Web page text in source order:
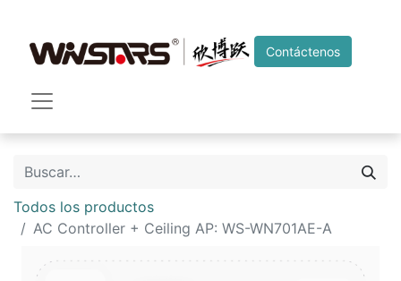
Contáctenos
Todos los productos
AC Controller + Ceiling AP: WS-WN701AE-A